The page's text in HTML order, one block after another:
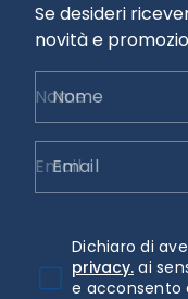
Se desideri
novità e
Nome
Email
Dichiaro di
privacy. ai
e acconsento